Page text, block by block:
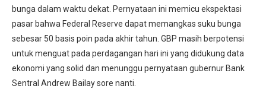
bunga dalam waktu dekat. Pernyataan ini memicu ekspektasi
pasar bahwa Federal Reserve dapat memangkas suku bunga
sebesar 50 basis poin pada akhir tahun. GBP masih berpotensi
untuk menguat pada perdagangan hari ini yang didukung data
ekonomi yang solid dan menunggu pernyataan gubernur Bank
Sentral Andrew Bailay sore nanti.